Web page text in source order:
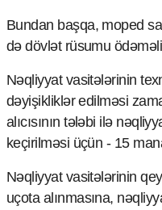
İqtisadiyyat
Energetika
Neft-qaz
Əmək və sosial
Kənd təsərrüfatı
Hərbi sənaye
Telekommunikasiya
COP29
Bundan başqa, moped
də dövlət rüsumu
Nəqliyyat vasitələrinin
dəyişikliklər edilməsi
alıcısının tələbi ilə
keçirilməsi üçün - 15
Nəqliyyat vasitələrinin
uçota alınmasına,